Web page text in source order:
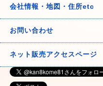
会社情報・地図・住所etc
お問い合わせ
ネット販売アクセスページ